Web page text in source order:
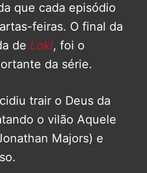
que cada episódio
feiras. O final da
de Loki, foi o
da série.
trair o Deus da
o vilão Aquele
Majors) e